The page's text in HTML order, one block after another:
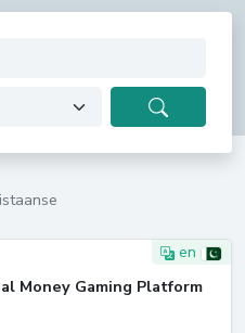
en
Money Gaming Platform